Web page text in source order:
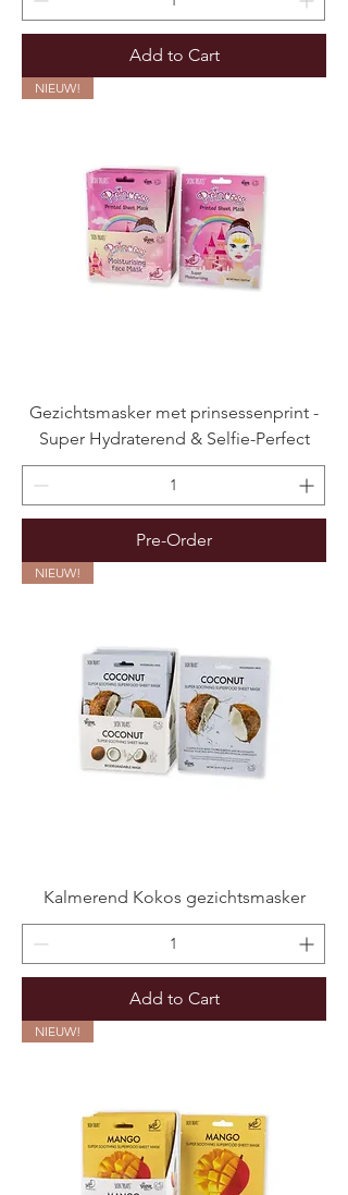
Add to Cart
NIEUW!
Gezichtsmasker met prinsessenprint -
Super Hydraterend & Selfie-Perfect
Pre-Order
NIEUW!
Kalmerend Kokos gezichtsmasker
Add to Cart
NIEUW!